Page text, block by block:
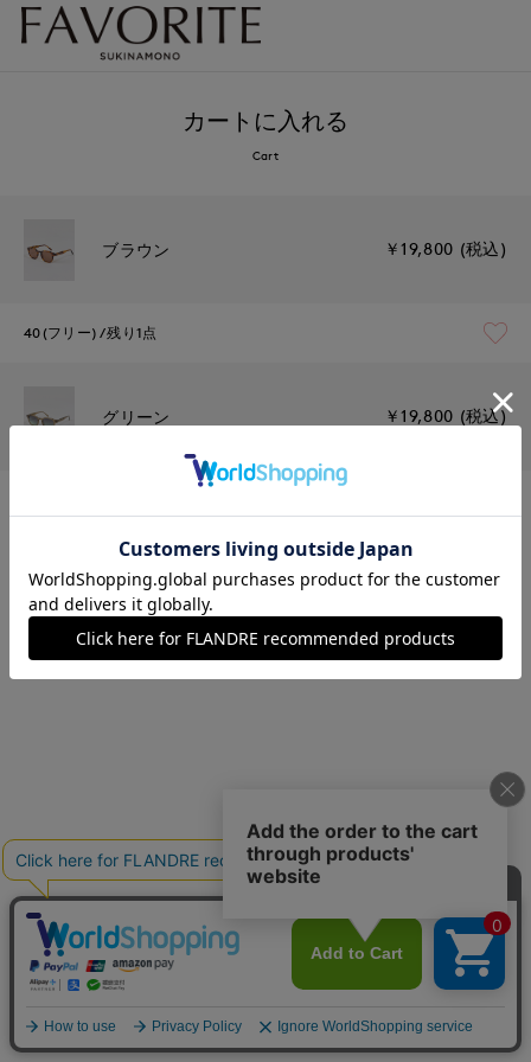
カートに入れる
Cart
ブラウン ￥19,800 (税込)
40(フリー) 残り1点
グリーン ￥19,800 (税込)